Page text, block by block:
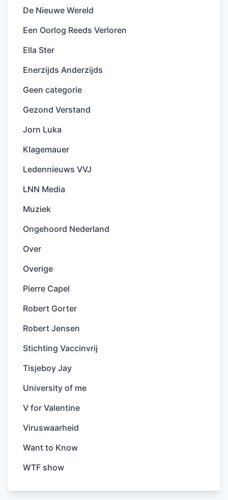
De Nieuwe Wereld
Een Oorlog Reeds Verloren
Ella Ster
Enerzijds Anderzijds
Geen categorie
Gezond Verstand
Jorn Luka
Klagemauer
Ledennieuws VVJ
LNN Media
Muziek
Ongehoord Nederland
Over
Overige
Pierre Capel
Robert Gorter
Robert Jensen
Stichting Vaccinvrij
Tisjeboy Jay
University of me
V for Valentine
Viruswaarheid
Want to Know
WTF show